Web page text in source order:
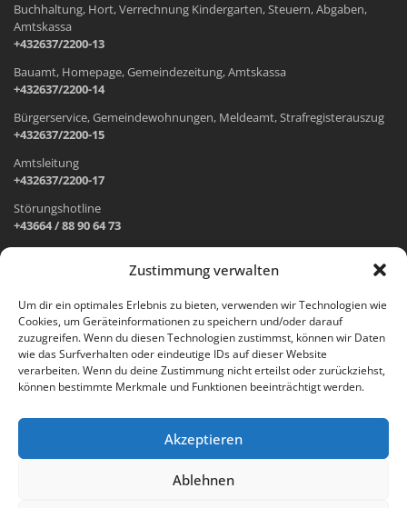
Zustimmung verwalten
Um dir ein optimales Erlebnis zu bieten, verwenden wir Technologien wie
Cookies, um Geräteinformationen zu speichern und/oder darauf
zuzugreifen. Wenn du diesen Technologien zustimmst, können wir Daten
wie das Surfverhalten oder eindeutige IDs auf dieser Website
verarbeiten. Wenn du deine Zustimmung nicht erteilst oder zurückziehst,
können bestimmte Merkmale und Funktionen beeinträchtigt werden.
Akzeptieren
Ablehnen
Buchhaltung, Hort, Verrechnung Kindergarten, Steuern, Abgaben,
Amtskassa
+432637/2200-13
Bauamt, Homepage, Gemeindezeitung, Amtskassa
+432637/2200-14
Bürgerservice, Gemeindewohnungen, Meldeamt, Strafregisterauszug
+432637/2200-15
Amtsleitung
+432637/2200-17
Störungshotline
+43664 / 88 90 64 73
Wr. Neustädter Straße 1
2733 Grünbach am Schneeberg
Öffnungszeiten Gemeindeamt:
Montag: 8.00 – 12.00 Uhr und 14.00 – 18.00 Uhr
Freitag: 8.00 – 12.00 Uhr
Email: